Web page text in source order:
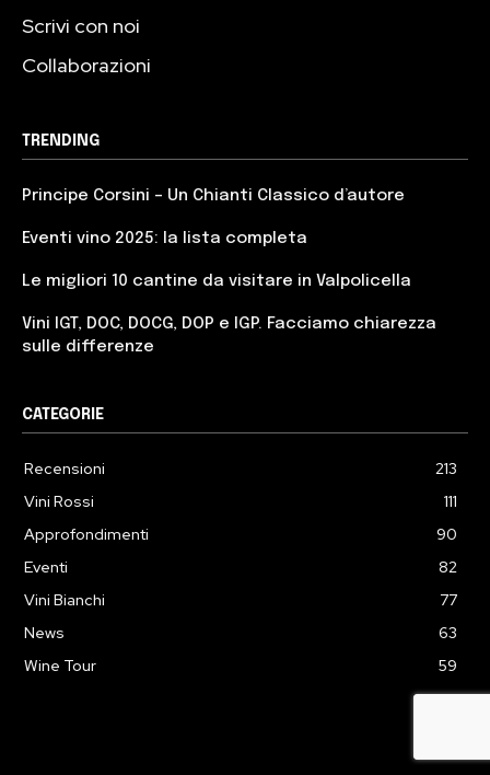
Scrivi con noi
Collaborazioni
TRENDING
Principe Corsini – Un Chianti Classico d’autore
Eventi vino 2025: la lista completa
Le migliori 10 cantine da visitare in Valpolicella
Vini IGT, DOC, DOCG, DOP e IGP. Facciamo chiarezza
sulle differenze
CATEGORIE
Recensioni
213
Vini Rossi
111
Approfondimenti
90
Eventi
82
Vini Bianchi
77
News
63
Wine Tour
59